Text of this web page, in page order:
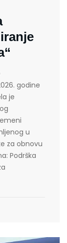
godine
je
u
za obnovu
Podrška